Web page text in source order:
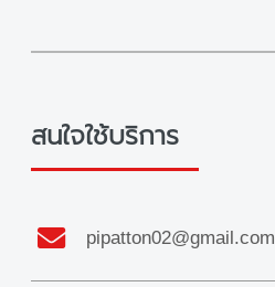
สนใจใช้บริการ
pipatton02@gmail.com